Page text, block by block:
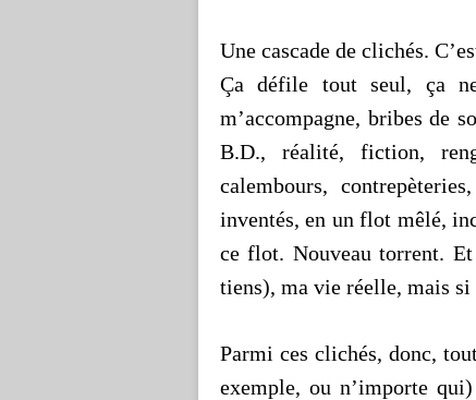
Une cascade de clichés.
Ça défile tout seul, ça
m’accompagne, bribes de
B.D., réalité, fiction,
calembours,
inventés, en un flot mêlé,
ce flot. Nouveau torrent.
tiens), ma vie réelle, mais
Parmi ces clichés, donc,
exemple, ou n’importe